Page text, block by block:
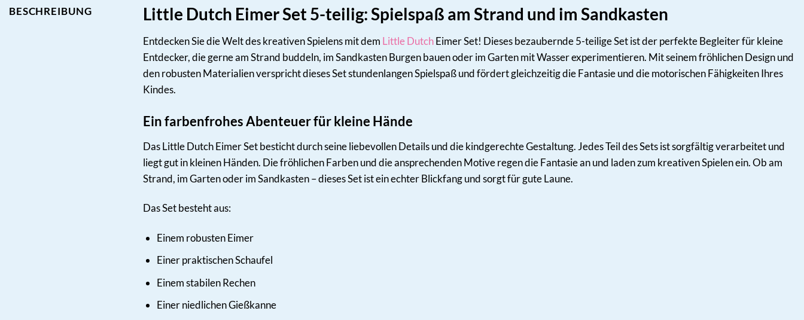
BESCHREIBUNG Little Dutch Eimer Set 5-teilig: Spielspaß am Strand und im Sandkasten
Entdecken Sie die Welt des kreativen Spielens mit dem Little DutchEimer Set! Dieses bezaubernde 5-teilige Set ist der perfekte Begleiter für kleine
Entdecker, die gerne am Strand buddeln, im Sandkasten Burgen bauen oder im Garten mit Wasser experimentieren. Mit seinem fröhlichen Design und
den robusten Materialien verspricht dieses Set stundenlangen Spielspaß und fördert gleichzeitig die Fantasie und die motorischen Fähigkeiten Ihres
Kindes.
Ein farbenfrohes Abenteuer für kleine Hände
Das Little Dutch Eimer Set besticht durch seine liebevollen Details und die kindgerechte Gestaltung. Jedes Teil des Sets ist sorgfältig verarbeitet und
liegt gut in kleinen Händen. Die fröhlichen Farben und die ansprechenden Motive regen die Fantasie an und laden zum kreativen Spielen ein. Ob am
Strand, im Garten oder im Sandkasten – dieses Set ist ein echter Blickfang und sorgt für gute Laune.
Das Set besteht aus:
Einem robusten Eimer
Einer praktischen Schaufel
Einem stabilen Rechen
Einer niedlichen Gießkanne